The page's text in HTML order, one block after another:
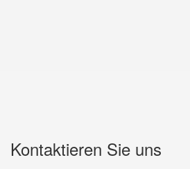
Kontaktieren Sie uns